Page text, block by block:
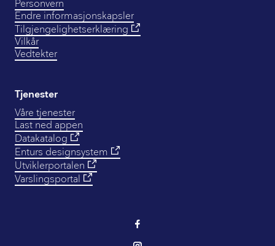
Personvern
Endre informasjonskapsler
Tilgjengelighetserklæring
Vilkår
Vedtekter
Tjenester
Våre tjenester
Last ned appen
Datakatalog
Enturs designsystem
Utviklerportalen
Varslingsportal